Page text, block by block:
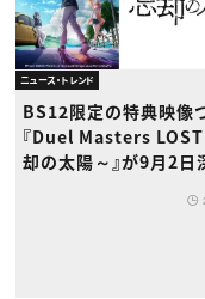
ニュース・トレンド
BS12限定の特典映像つ
『Duel Masters
却の太陽～』が9月2日